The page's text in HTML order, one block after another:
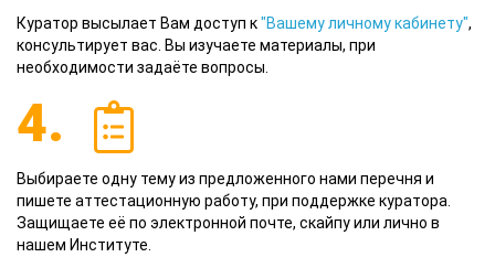
Куратор высылает Вам доступ к"Вашему личному кабинету",
консультирует вас. Вы изучаете материалы, при
необходимости задаёте вопросы.
4.
Выбираете одну тему из предложенного нами перечня и
пишете аттестационную работу, при поддержке куратора.
Защищаете её по электронной почте, скайпу или лично в
нашем Институте.